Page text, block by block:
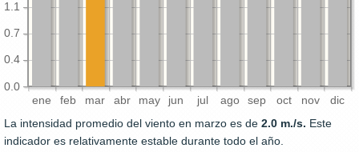
ene feb mar abr may jun jul ago sep oct nov dic
0.0
0.4
0.7
1.1
La intensidad promedio del viento en marzo es de 2.0 m./s. Este
indicador es relativamente estable durante todo el año.